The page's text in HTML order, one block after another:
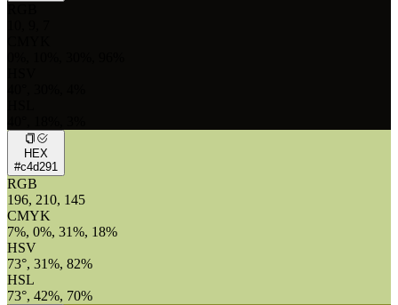
HEX
#c4d291
RGB
196, 210, 145
CMYK
7%, 0%, 31%, 18%
HSV
73°, 31%, 82%
HSL
73°, 42%, 70%